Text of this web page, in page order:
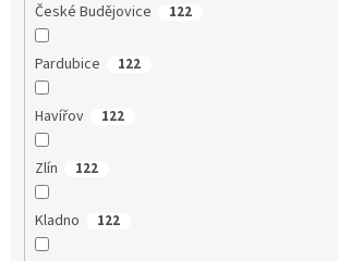
České Budějovice 122
Pardubice 122
Havířov 122
Zlín 122
Kladno 122